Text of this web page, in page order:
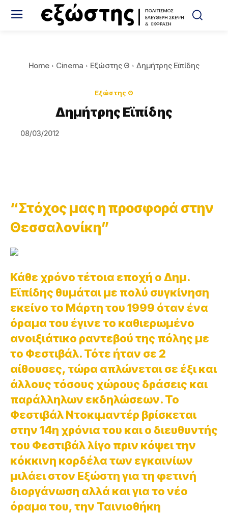
Home Cinema Εξώστης Θ Δημήτρης Εϊπίδης
Εξώστης Θ
Δημήτρης Εϊπίδης
08/03/2012
“Στόχος μας η προσφορά στην
Θεσσαλονίκη”
Κάθε χρόνο τέτοια εποχή ο Δημ.
Εϊπίδης θυμάται με πολύ συγκίνηση
εκείνο το Μάρτη του 1999 όταν ένα
όραμα του έγινε το καθιερωμένο
ανοιξιάτικο ραντεβού της πόλης με
το Φεστιβάλ. Τότε ήταν σε 2
αίθουσες, τώρα απλώνεται σε έξι και
άλλους τόσους χώρους δράσεις και
παράλληλων εκδηλώσεων. Το
Φεστιβάλ Ντοκιμαντέρ βρίσκεται
στην 14η χρόνια του και ο διευθυντής
του Φεστιβάλ λίγο πριν κόψει την
κόκκινη κορδέλα των εγκαινίων
μιλάει στον Εξώστη για τη φετινή
διοργάνωση αλλά και για το νέο
όραμα του, την Ταινιοθήκη